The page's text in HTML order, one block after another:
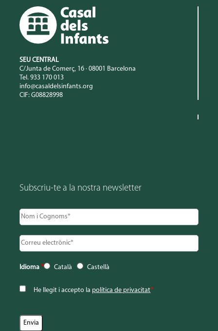
SEU CENTRAL
C/Junta de Comerç, 16 · 08001 Barcelona
Tel. 933 170 013
info@casaldelsinfants.org
CIF: G08828998
Subscriu-te a la nostra newsletter
Idioma * Català Castellà
He llegit i accepto la política de privacitat*